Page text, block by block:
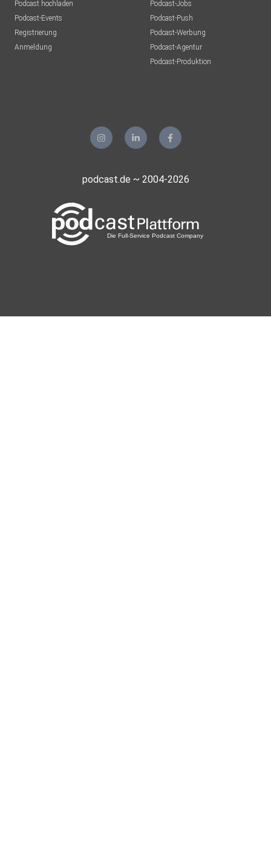
Podcast hochladen
Podcast-Events
Registrierung
Anmeldung
Podcast-Jobs
Podcast-Push
Podcast-Werbung
Podcast-Agentur
Podcast-Produktion
podcast.de ~ 2004-2026